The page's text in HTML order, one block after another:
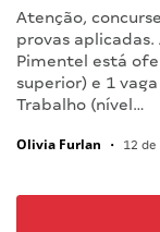
Atenção,
provas aplicadas.
Pimentel está
superior) e 1
Trabalho (nível…
Olivia Furlan • 12